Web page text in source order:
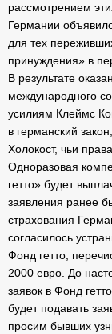
рассмотрением
Германии
для тех
принуждения» в
В результате
международного
усилиям Клеймс
в германский
Холокост, чьи
Одноразовая
гетто» будет
заявления ранее
страхования
согласилось
Фонд гетто,
2000 евро. До
заявок в Фонд
будет подавать
просим бывших